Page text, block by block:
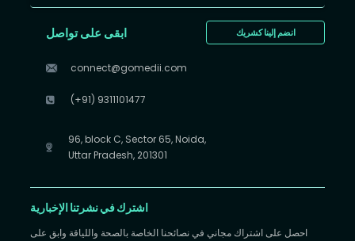
انضم إلينا كشريك ابقى على تواصل
connect@gomedii.com
(+91) 9311101477
96, block C, Sector 65, Noida,
Uttar Pradesh, 201301
اشترك في نشرتنا الإخبارية
احصل على اشتراك مجاني في نصائحنا الخاصة بالصحة واللياقة وابق على